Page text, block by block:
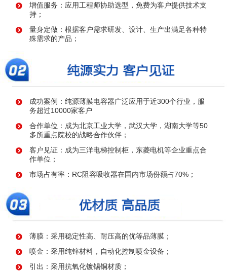
增值服务：应用工程师协助选型，免费为客户提供技术支
持；
量身定做：根据客户需求研发、设计、生产出满足各种特
殊需求的产品；
成功案例：纯源薄膜电容器广泛应用于近300个行业，服
务超过10000家客户
合作单位：成为北京工业大学，武汉大学，湖南大学等50
多所重点院校的战略合作伙伴；
客户见证：成为三洋电梯控制柜，东菱电机等企业重点合
作单位；
市场占有率：RC阻容吸收器在国内市场份额占70%；
薄膜：采用稳定性高、耐压高的优等品薄膜；
喷金：采用纯锌材料，自动化控制喷金设备；
引出：采用抗氧化镀锡铜材质；